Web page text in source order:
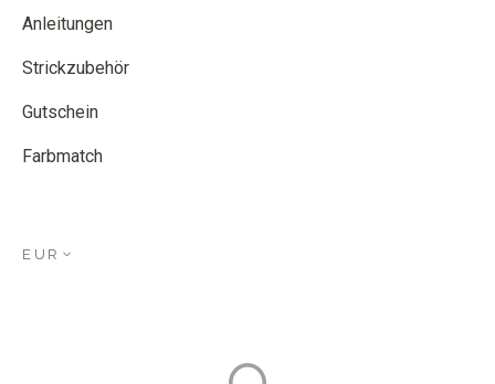
Anleitungen
Strickzubehör
Gutschein
Farbmatch
EUR